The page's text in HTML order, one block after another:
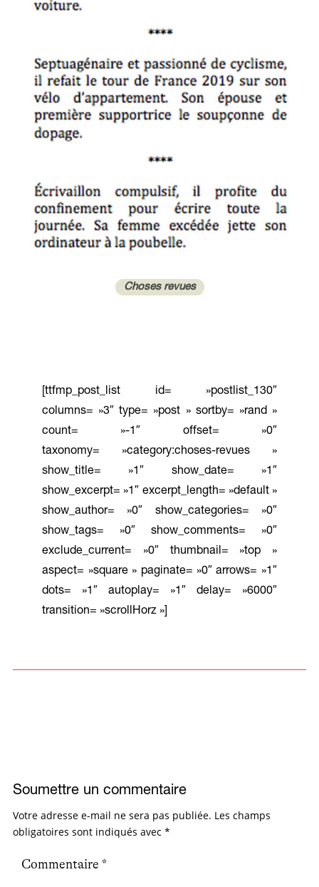
Choses revues
[ttfmp_post_list id= »postlist_130″
columns= »3″ type= »post » sortby= »rand »
count= »-1″ offset= »0″
taxonomy= »category:choses-revues »
show_title= »1″ show_date= »1″
show_excerpt= »1″ excerpt_length= »default »
show_author= »0″ show_categories= »0″
show_tags= »0″ show_comments= »0″
exclude_current= »0″ thumbnail= »top »
aspect= »square » paginate= »0″ arrows= »1″
dots= »1″ autoplay= »1″ delay= »6000″
transition= »scrollHorz »]
Soumettre un commentaire
Votre adresse e-mail ne sera pas publiée. Les champs
obligatoires sont indiqués avec *